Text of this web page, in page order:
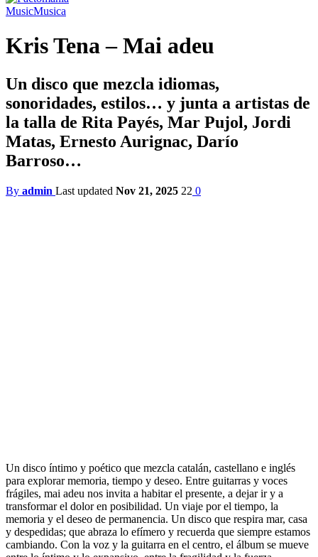
MusicMusica
Kris Tena – Mai adeu
Un disco que mezcla idiomas,
sonoridades, estilos… y junta a artistas de
la talla de Rita Payés, Mar Pujol, Jordi
Matas, Ernesto Aurignac, Darío
Barroso…
By admin Last updated Nov 21, 2025 22 0
Un disco íntimo y poético que mezcla catalán, castellano e inglés
para explorar memoria, tiempo y deseo. Entre guitarras y voces
frágiles, mai adeu nos invita a habitar el presente, a dejar ir y a
transformar el dolor en posibilidad. ⁠Un viaje por el tiempo, la
memoria y el deseo de permanencia. Un disco que respira mar, casa
y despedidas; que abraza lo efímero y recuerda que siempre estamos
cambiando. Con la voz y la guitarra en el centro, el álbum se mueve